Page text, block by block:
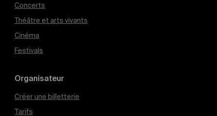
Concerts
Théâtre et arts vivants
Cinéma
Festivals
Organisateur
Créer une billetterie
Tarifs